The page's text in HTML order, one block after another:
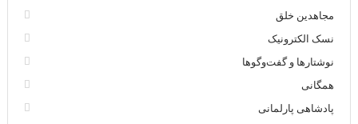
مجاهدین خلق
نسک الکترونیک
نوشتارها و گفت‌وگوها
همگانی
پادشاهی پارلمانی